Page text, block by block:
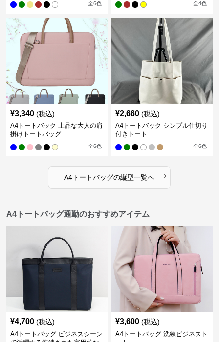
全6色 全4色
¥3,340 (税込)
A4トートバック 上品な大人の肩
掛けトートバッグ
全6色
¥2,660 (税込)
A4トートバック シンプル仕切り
付きトート
全6色
A4トートバッグの縦型一覧へ ›
A4トートバッグ通勤のおすすめアイテム
¥4,700 (税込)
A4トートバッグ ビジネスシーン
¥3,600 (税込)
A4トートバッグ 洗練ビジネスト